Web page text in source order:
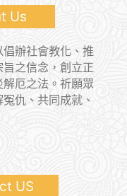
Us
辦社會教化、推
之信念，創立正
厄之法。祈願眾
仇、共同成就、
US